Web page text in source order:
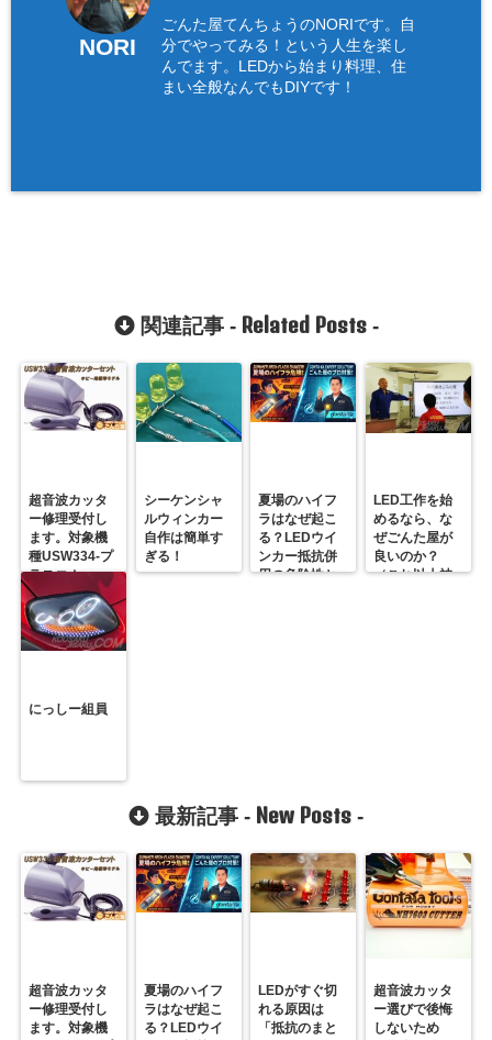
NORI
ごんた屋てんちょうのNORIです。自
分でやってみる！という人生を楽し
んでます。LEDから始まり料理、住
まい全般なんでもDIYです！
関連記事 - Related Posts-
超音波カッタ
ー修理受付し
ます。対象機
種USW334-プ
ラスコム-
R31GONTA
シーケンシャ
ルウィンカー
自作は簡単す
ぎる！
夏場のハイフ
ラはなぜ起こ
る？LEDウイ
ンカー抵抗併
用の危険性と
LED工作を始
めるなら、な
ぜごんた屋が
良いのか？
（これ以上被
にっしー組員
最新記事 - New Posts -
超音波カッタ
ー修理受付し
ます。対象機
夏場のハイフ
ラはなぜ起こ
る？LEDウイ
LEDがすぐ切
れる原因は
「抵抗のまと
超音波カッタ
ー選びで後悔
しないため